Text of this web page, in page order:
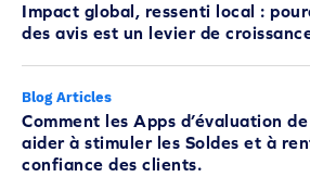
Impact global, ressenti local :
des avis est un levier de
Blog Articles
Comment les Apps d’évaluation
aider à stimuler les Soldes et à
confiance des clients.